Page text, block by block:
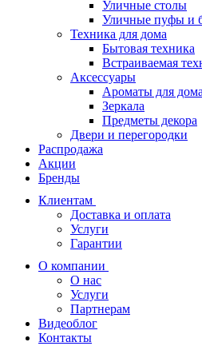
Уличные столы
Уличные пуфы и
Техника для дома
Бытовая техника
Встраиваемая
Аксессуары
Ароматы для
Зеркала
Предметы декора
Двери и перегородки
Распродажа
Акции
Бренды
Клиентам
Доставка и оплата
Услуги
Гарантии
О компании
О нас
Услуги
Партнерам
Видеоблог
Контакты